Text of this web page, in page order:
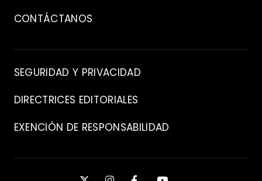
CONTÁCTANOS
Contacto
SEGURIDAD Y PRIVACIDAD
DIRECTRICES EDITORIALES
EXENCIÓN DE RESPONSABILIDAD
Manténgase